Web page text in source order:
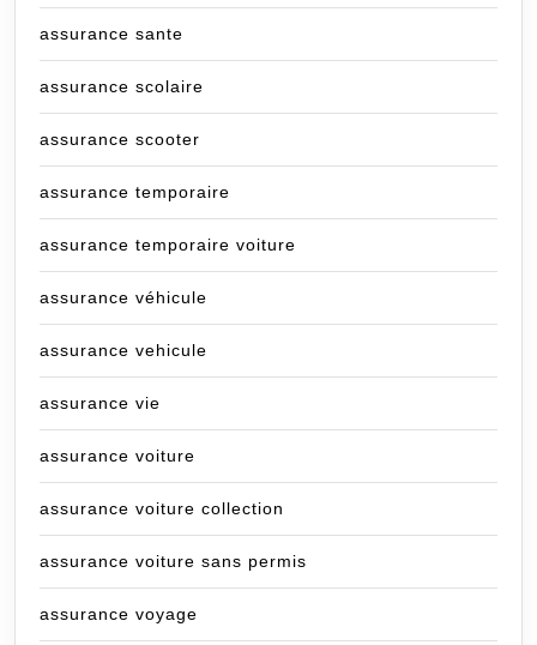
assurance sante
assurance scolaire
assurance scooter
assurance temporaire
assurance temporaire voiture
assurance véhicule
assurance vehicule
assurance vie
assurance voiture
assurance voiture collection
assurance voiture sans permis
assurance voyage